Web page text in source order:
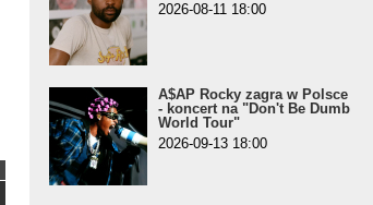
2026-08-11 18:00
A$AP Rocky zagra w Polsce
- koncert na "Don't Be Dumb
World Tour"
2026-09-13 18:00